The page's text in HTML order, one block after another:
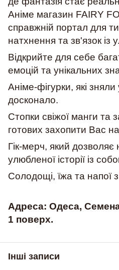
Аніме магазин FAIRY
справжній портал для
натхнення та зв'язок із
Відкрийте для себе
емоцій та унікальних
Аніме-фігурки, які
досконало.
Стопки свіжої манги та
готових захопити Вас на
Гік-мерч, який дозволяє
улюбленої історії із
Солодощі, їжа та напої з
Адреса: Одеса,
1 поверх.
Інші записи